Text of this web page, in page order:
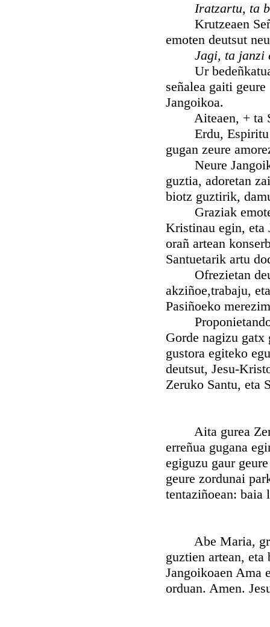
Iratzartu, ta
Krutzeaen
emoten deutsut
Jagi, ta janzi
Ur bedeñkatua
señalea gaiti
Jangoikoa.
Aiteaen, + ta
Erdu, Espiritu
gugan zeure
Neure Jangoiko
guztia, adoretan
biotz guztirik,
Graziak emoten
Kristinau egin, eta
orañ artean
Santuetarik artu
Ofrezietan
akziñoe,trabaju,
Pasiñoeko
Proponietandot,
Gorde nagizu gatx
gustora egiteko
deutsut, Jesu-
Zeruko Santu, eta
Aita gurea
erreñua gugana
egiguzu gaur
geure zordunai
tentaziñoean:
Abe Maria,
guztien artean, eta
Jangoikoaen Ama
orduan. Amen.